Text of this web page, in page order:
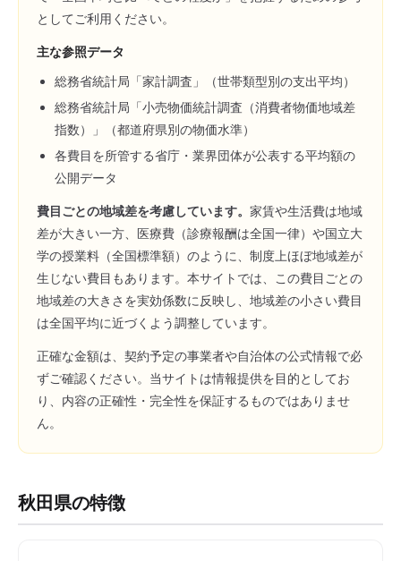
としてご利用ください。
主な参照データ
総務省統計局「家計調査」（世帯類型別の支出平均）
総務省統計局「小売物価統計調査（消費者物価地域差
指数）」（都道府県別の物価水準）
各費目を所管する省庁・業界団体が公表する平均額の
公開データ
費目ごとの地域差を考慮しています。 家賃や生活費は地域
差が大きい一方、医療費（診療報酬は全国一律）や国立大
学の授業料（全国標準額）のように、制度上ほぼ地域差が
生じない費目もあります。本サイトでは、この費目ごとの
地域差の大きさを実効係数に反映し、地域差の小さい費目
は全国平均に近づくよう調整しています。
正確な金額は、契約予定の事業者や自治体の公式情報で必
ずご確認ください。当サイトは情報提供を目的としてお
り、内容の正確性・完全性を保証するものではありませ
ん。
秋田県の特徴